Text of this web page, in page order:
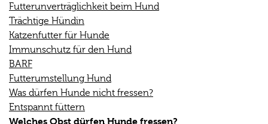
Futterunverträglichkeit beim Hund
Trächtige Hündin
Katzenfutter für Hunde
Immunschutz für den Hund
BARF
Futterumstellung Hund
Was dürfen Hunde nicht fressen?
Entspannt füttern
Welches Obst dürfen Hunde fressen?